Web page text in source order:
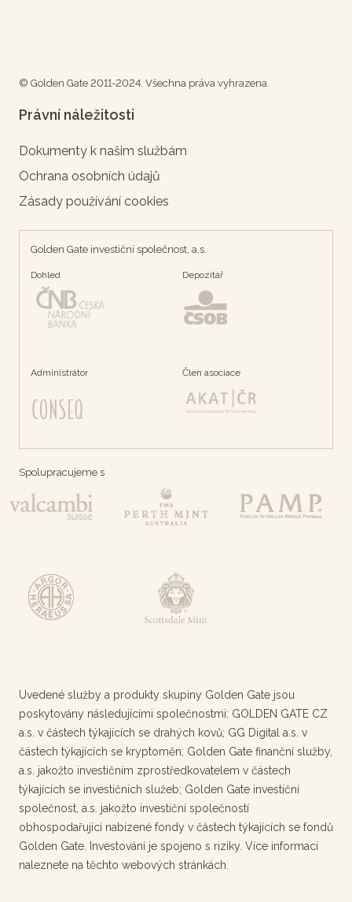
© Golden Gate 2011-2024. Všechna práva vyhrazena.
Právní náležitosti
Dokumenty k našim službám
Ochrana osobních údajů
Zásady používání cookies
Golden Gate investiční společnost, a.s.
Dohled Depozítář
Administrátor Člen asociace
Spolupracujeme s
Uvedené služby a produkty skupiny Golden Gate jsou
poskytovány následujícími společnostmi: GOLDEN GATE CZ
a.s. v částech týkajících se drahých kovů; GG Digital a.s. v
částech týkajících se kryptoměn; Golden Gate finanční služby,
a.s. jakožto investičním zprostředkovatelem v částech
týkajících se investičních služeb; Golden Gate investiční
společnost, a.s. jakožto investiční společností
obhospodařující nabízené fondy v částech týkajících se fondů
Golden Gate. Investování je spojeno s riziky. Více informací
naleznete na těchto webových stránkách.